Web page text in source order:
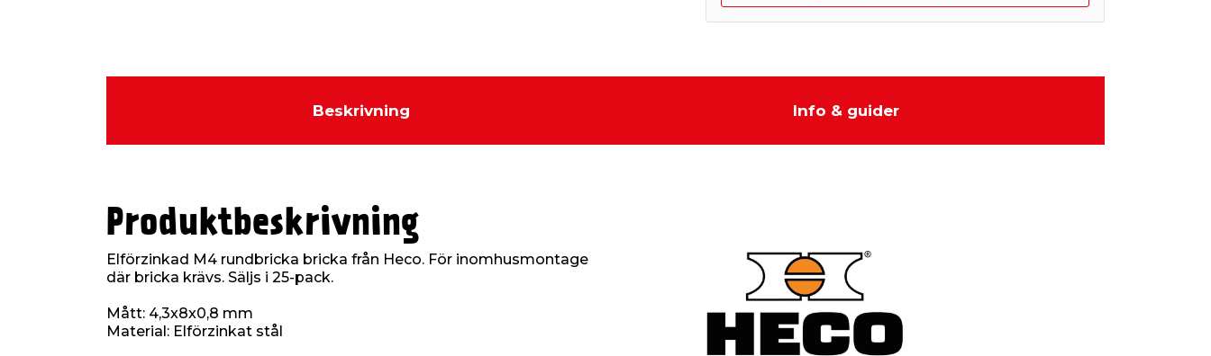
Beskrivning Info & guider
Produktbeskrivning
Elförzinkad M4 rundbricka bricka från Heco. För inomhusmontage
där bricka krävs. Säljs i 25-pack.
Mått: 4,3x8x0,8 mm
Material: Elförzinkat stål